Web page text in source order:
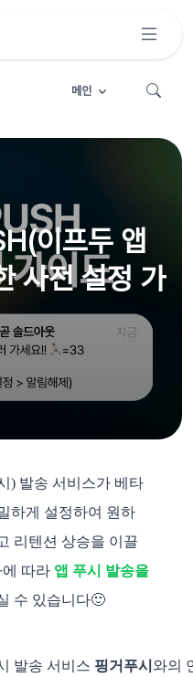
메인
이프두 앱
사전 설정 가
) 발송 서비스가 베타
하게 설정하여 원하
리텐션 상승을 이끌
따라 앱 푸시 발송을
수 있습니다🙂
발송 서비스 핑거푸시 와의